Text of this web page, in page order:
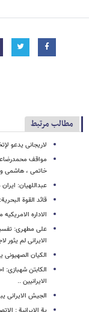
مطالب مرتبط
لاریجانی یدعو
مواقف
خاتمی ، هاشمی
عبداللهیان:
قائد القوة البحریة: ایران
الاداره
علی مطهری:
الایرانی لم یثور
الکیان الصهیونی
الکابتن شهبازی:
الایرانیین ..
الجیش الایرانی